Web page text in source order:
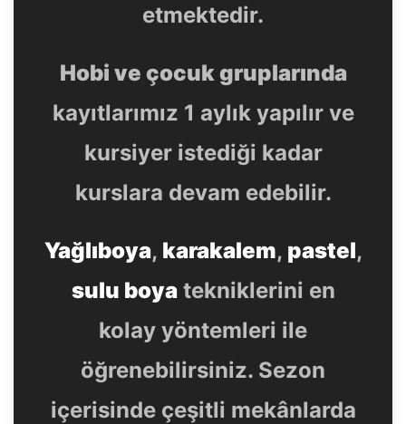
etmektedir.
Hobi ve çocuk gruplarında
kayıtlarımız 1 aylık yapılır ve
kursiyer istediği kadar
kurslara devam edebilir.
Yağlıboya, karakalem, pastel,
sulu boyatekniklerini en
kolay yöntemleri ile
öğrenebilirsiniz. Sezon
içerisinde çeşitli mekânlarda